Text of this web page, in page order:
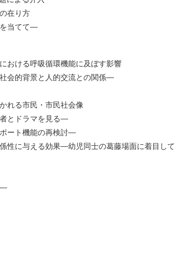
在り方
当てて―
おける呼吸循環機能に及ぼす影響
会的背景と人的交流との関係―
れる市民・市民社会像
とドラマを見る―
ート機能の再検討―
性に与える効果―幼児同士の葛藤場面に着目して
―